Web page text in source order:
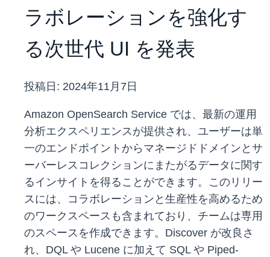
ラボレーションを強化す
る次世代 UI を発表
投稿日: 2024年11月7日
Amazon OpenSearch Service では、最新の運用
分析エクスペリエンスが提供され、ユーザーは単
一のエンドポイントからマネージドドメインとサ
ーバーレスコレクションにまたがるデータに関す
るインサイトを得ることができます。このリリー
スには、コラボレーションと生産性を高めるため
のワークスペースも含まれており、チームは専用
のスペースを作成できます。Discover が改良さ
れ、DQL や Lucene に加えて SQL や Piped-